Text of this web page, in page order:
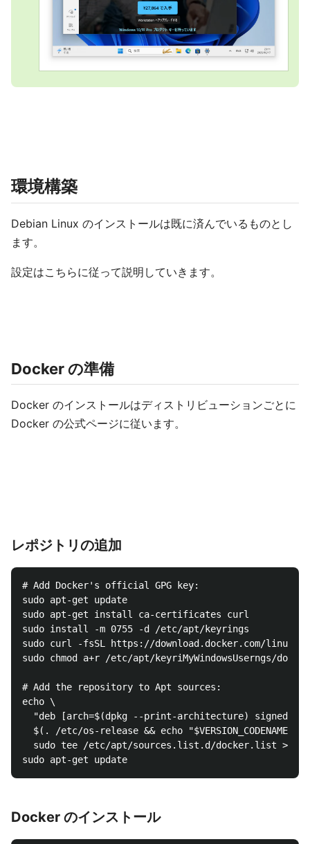
環境構築
Debian Linux のインストールは既に済んでいるものとし
ます。
設定はこちらに従って説明していきます。
Docker の準備
Docker のインストールはディストリビューションごとに
Docker の公式ページに従います。
レポジトリの追加
# Add Docker's official GPG key:
sudo apt-get update
sudo apt-get install ca-certificates curl
sudo install -m 0755 -d /etc/apt/keyrings
sudo curl -fsSL https://download.docker.com/linux/
sudo chmod a+r /etc/apt/keyriMyWindowsUserngs/
# Add the repository to Apt sources:
echo \
"deb [arch=$(dpkg --print-architecture) signed-
$(. /etc/os-release && echo "$VERSION_CODENAME")
sudo tee /etc/apt/sources.list.d/docker.list > /
Docker のインストール